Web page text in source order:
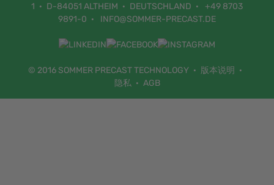
D-84051 ALTHEIM
DEUTSCH­LAND
+49 8703
9891-0
INFO@SOMMER-PRECAST.DE
© 2016SOMMER PRECAST TECHNOLOGY
版本说明
隐私
AGB